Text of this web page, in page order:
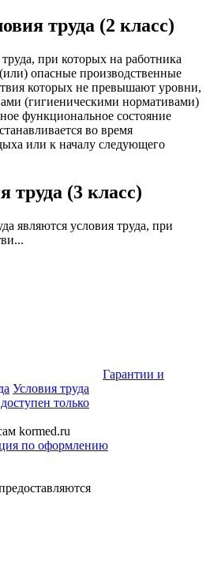
труда (2 класс)
при которых на работника
опасные производственные
которых не превышают уровни,
(гигиеническими нормативами)
функциональное состояние
во время
или к началу следующего
труда (3 класс)
являются условия труда, при
Гарантии и
Условия труда
только
kormed.ru
по оформлению